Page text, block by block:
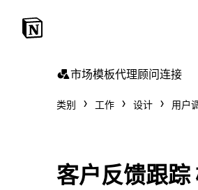
市场模板代理顾问连接
类别 工作 设计 用户
客户反馈跟踪